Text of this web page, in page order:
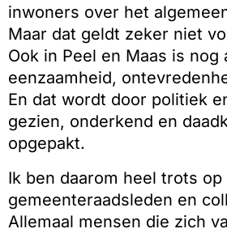
inwoners over het
Maar dat geldt zeker niet
Ook in Peel en Maas is nog
eenzaamheid,
En dat wordt door politiek
gezien, onderkend en
opgepakt.
Ik ben daarom heel trots op
gemeenteraadsleden en
Allemaal mensen die zich